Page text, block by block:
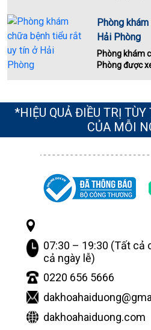
Phòng
Hải Phòng
Phòng khám
Phòng được
*HIỆU QUẢ ĐIỀU TRỊ
CỦA MỖI
07:30 – 19:30 (Tất cả
cả ngày lễ)
0220 656 5666
dakhoahaiduong.com